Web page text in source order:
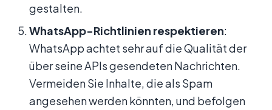
gestalten.
WhatsApp-Richtlinien respektieren:
WhatsApp achtet sehr auf die Qualität der
über seine APIs gesendeten Nachrichten.
Vermeiden Sie Inhalte, die als Spam
angesehen werden könnten, und befolgen